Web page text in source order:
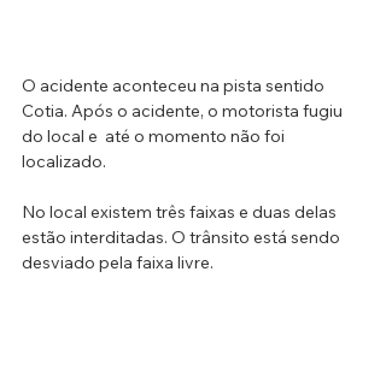
O acidente aconteceu na pista sentido
Cotia. Após o acidente, o motorista fugiu
do local e  até o momento não foi
localizado.
No local existem três faixas e duas delas
estão interditadas. O trânsito está sendo
desviado pela faixa livre.